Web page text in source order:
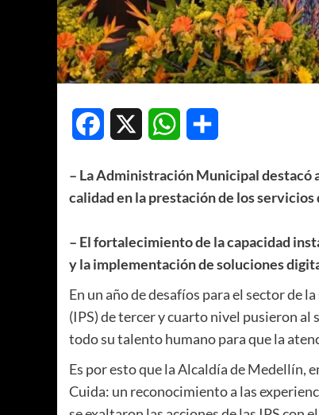
Facebook WhatsApp
– La Administración Municipal destacó
calidad en la prestación de los
– El fortalecimiento de la capacidad
y la implementación de soluciones
En un año de desafíos para el sector de
(IPS) de tercer y cuarto nivel pusieron
todo su talento humano para que la
Es por esto que la Alcaldía de Medellín,
Cuida: un reconocimiento a las